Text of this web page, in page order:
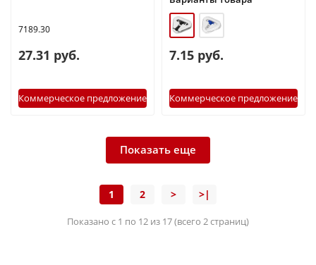
7189.30
27.31 руб.
Коммерческое предложение
7.15 руб.
Коммерческое предложение
Показать еще
1 2 > >|
Показано с 1 по 12 из 17 (всего 2 страниц)